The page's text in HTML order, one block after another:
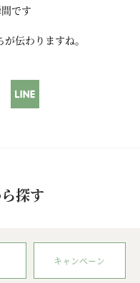
です
伝わりますね。
探す
キャンペーン